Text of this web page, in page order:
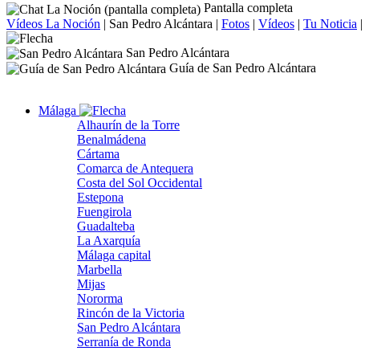
Pantalla completa
Vídeos La Noción | San Pedro Alcántara | Fotos | Vídeos | Tu Noticia |
San Pedro Alcántara
Guía de San Pedro Alcántara
Málaga
Alhaurín de la Torre
Benalmádena
Cártama
Comarca de Antequera
Costa del Sol Occidental
Estepona
Fuengirola
Guadalteba
La Axarquía
Málaga capital
Marbella
Mijas
Nororma
Rincón de la Victoria
San Pedro Alcántara
Serranía de Ronda